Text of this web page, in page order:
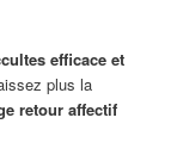
efficace et
plus la
retour affectif